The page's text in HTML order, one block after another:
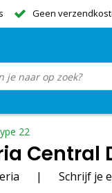
Geen
22
Central
| Schrijf je